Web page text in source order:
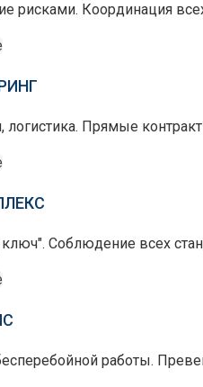
рисками. Координация
Прямые
Соблюдение всех
работы.